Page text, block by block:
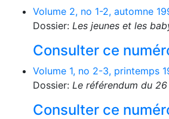
Volume 2, no 1-2, automne
Dossier: Les jeunes et les
Consulter ce
Volume 1, no 2-3, printemps
Dossier: Le référendum du
Consulter ce